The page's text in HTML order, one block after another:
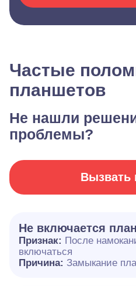
Частые
планшетов
Не нашли
проблемы?
Вызвать
Не включается
Признак: После
включаться
Причина: Замыкание